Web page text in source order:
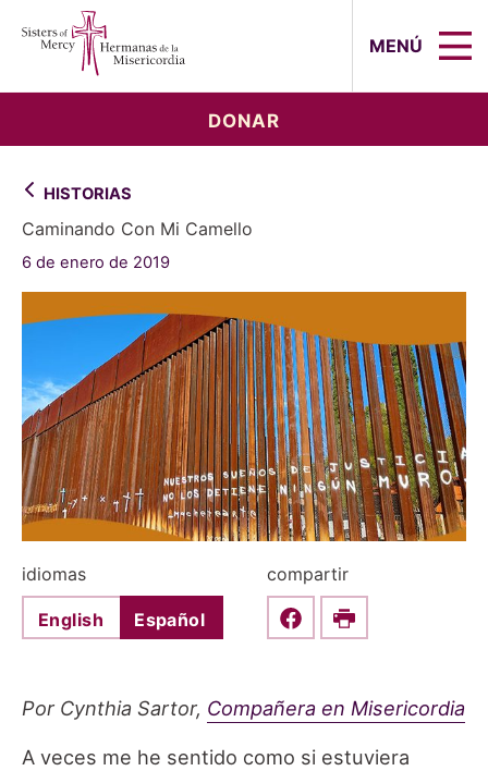
MENÚ
DONAR
HISTORIAS
Caminando Con Mi Camello
6 de enero de 2019
idiomas
English Español
compartir
Share this on Facebook
Print
Por Cynthia Sartor, Compañera en Misericordia
A veces me he sentido como si estuviera